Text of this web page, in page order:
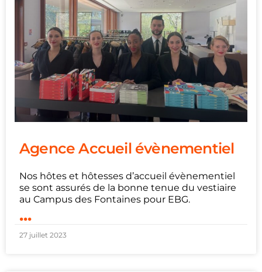
Agence Accueil évènementiel
Nos hôtes et hôtesses d’accueil évènementiel
se sont assurés de la bonne tenue du vestiaire
au Campus des Fontaines pour EBG.
...
27 juillet 2023